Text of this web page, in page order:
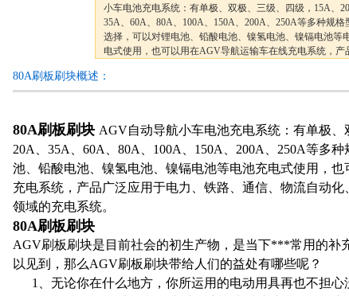
小车电池充电系统：有单极、双极、三级、四级，15A、
35A、60A、80A、100A、150A、200A、250A等多种规格
选择，可以对锂电池、铅酸电池、镍氢电池、镍镉电池等
电式使用，也可以用在AGV导航运输车在线充电系统，产
煤矿等领域的充电系统
80A刷板刷块概述：
80A刷板刷块 AGV自动导航小车电池充电系统：有单极、
20A、35A、60A、80A、100A、150A、200A、250A等多
池、铅酸电池、镍氢电池、镍镉电池等电池充电式使用，
充电系统，产品广泛应用于电力、铁路、通信、物流自动
领域的充电系统。
80A刷板刷块
AGV刷板刷块是目前社会的初生产物，是当下***常用的补
以见到，那么AGV刷板刷块带给人们的益处有哪些呢？
1、无论你在什么地方，你所运用的电动用具再也不担心